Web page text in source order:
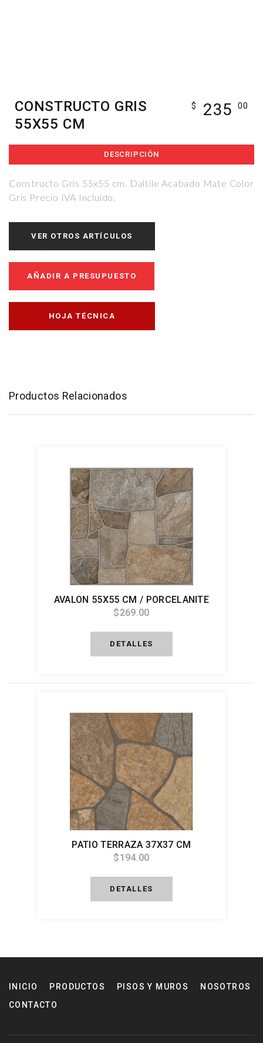
CONSTRUCTO GRIS
55X55 CM
$ 235 00
DESCRIPCIÓN
Constructo Gris 55x55 cm. Daltile Acabado Mate Color
Gris Precio IVA Incluido.
VER OTROS ARTÍCULOS
AÑADIR A PRESUPUESTO
HOJA TÉCNICA
Productos Relacionados
AVALON 55X55 CM / PORCELANITE
$269.00
DETALLES
PATIO TERRAZA 37X37 CM
$194.00
DETALLES
INICIO PRODUCTOS PISOS Y MUROS
NOSOTROS
CONTACTO